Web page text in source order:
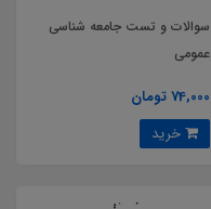
سوالات و تست جامعه شناسی
عمومی
74,000 تومان